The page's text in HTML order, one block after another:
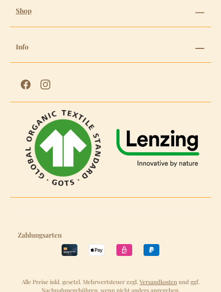
Shop
Info
Zahlungsarten
Alle Preise inkl. gesetzl. Mehrwertsteuer zzgl. Versandkosten und ggf.
Nachnahmegebühren, wenn nicht anders angegeben.